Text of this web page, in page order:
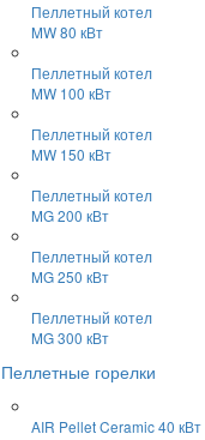
Пеллетный котел
MW 80 кВт
Пеллетный котел
MW 100 кВт
Пеллетный котел
MW 150 кВт
Пеллетный котел
MG 200 кВт
Пеллетный котел
MG 250 кВт
Пеллетный котел
MG 300 кВт
Пеллетные горелки
AIR PelletCeramic 40 кВт